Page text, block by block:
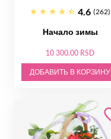
4.6 (262)
Начало зимы
10 300.00 RSD
ДОБАВИТЬ В КОРЗИНУ